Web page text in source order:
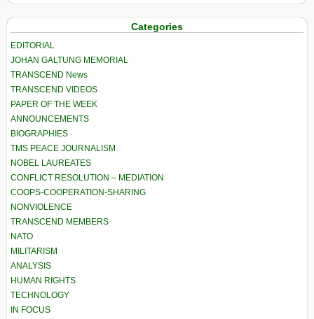
Categories
EDITORIAL
JOHAN GALTUNG MEMORIAL
TRANSCEND News
TRANSCEND VIDEOS
PAPER OF THE WEEK
ANNOUNCEMENTS
BIOGRAPHIES
TMS PEACE JOURNALISM
NOBEL LAUREATES
CONFLICT RESOLUTION – MEDIATION
COOPS-COOPERATION-SHARING
NONVIOLENCE
TRANSCEND MEMBERS
NATO
MILITARISM
ANALYSIS
HUMAN RIGHTS
TECHNOLOGY
IN FOCUS